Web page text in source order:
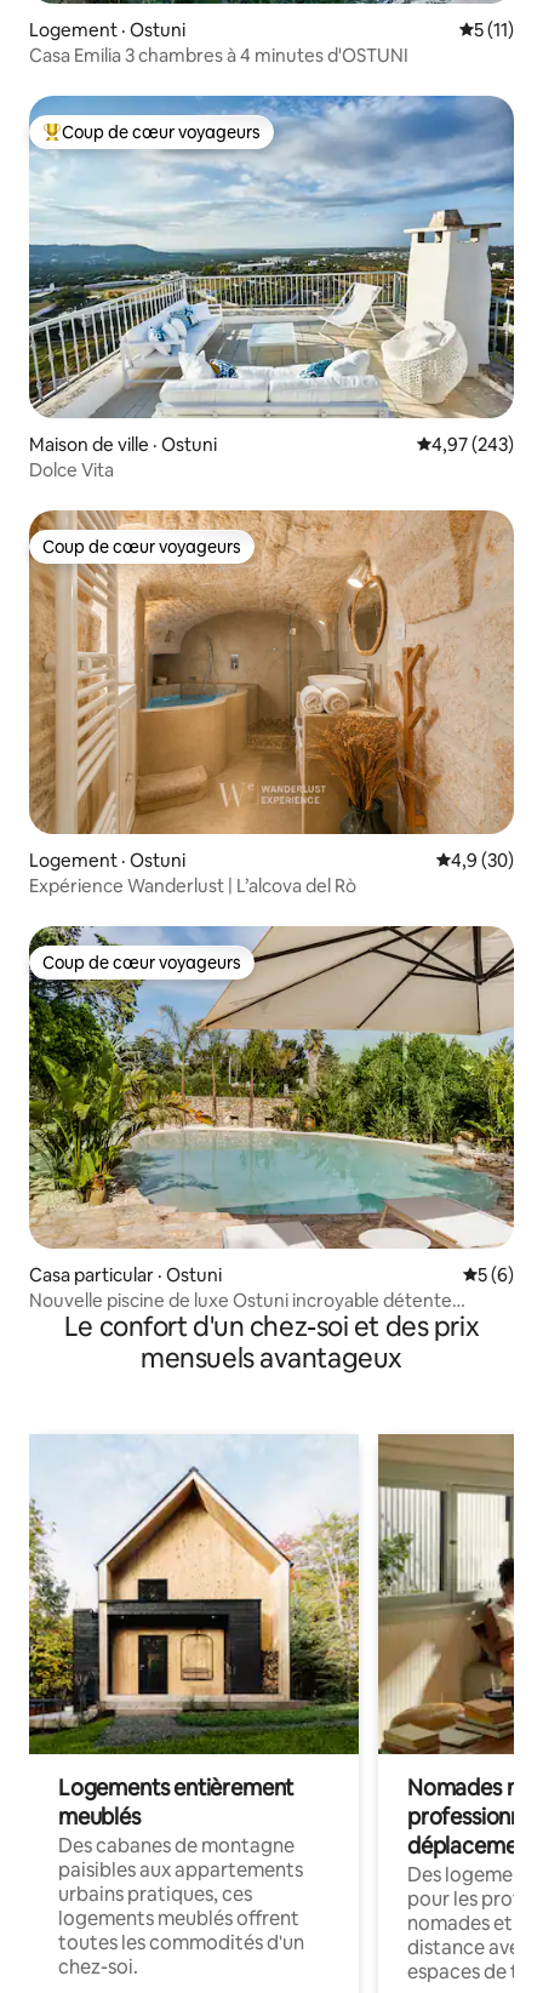
Logement · Ostuni Note
5 (11)
Casa Emilia 3 chambres à 4 minutes d'OSTUNI
Coup de cœur voyageurs parmi les plus aimés
Coup de cœur voyageurs
Maison de ville · Ostuni Note
4,97 (243)
Dolce Vita
Coup de cœur voyageurs
Coup de cœur voyageurs
Logement · Ostuni Note
4,9 (30)
Expérience Wanderlust | L’alcova del Rò
Coup de cœur voyageurs
Coup de cœur voyageurs
Casa particular · Ostuni Note
5 (6)
Nouvelle piscine de luxe Ostuni incroyable détente
romantique WiFi
Le confort d'un chez-soi et des prix
mensuels avantageux
Logements entièrement
meublés
Des cabanes de montagne
paisibles aux appartements
urbains pratiques, ces
logements meublés offrent
toutes les commodités d'un
chez-soi.
Nomades
déplacement
Des
pour les
nomades et
distance avec
espaces de